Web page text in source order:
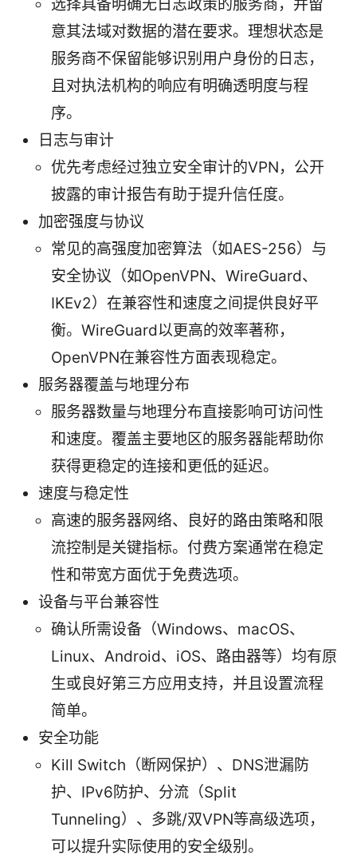
选择具备明确无日志政策的服务商，并留
意其法域对数据的潜在要求。理想状态是
服务商不保留能够识别用户身份的日志，
且对执法机构的响应有明确透明度与程
序。
日志与审计
优先考虑经过独立安全审计的VPN，公开
披露的审计报告有助于提升信任度。
加密强度与协议
常见的高强度加密算法（如AES-256）与
安全协议（如OpenVPN、WireGuard、
IKEv2）在兼容性和速度之间提供良好平
衡。WireGuard以更高的效率著称，
OpenVPN在兼容性方面表现稳定。
服务器覆盖与地理分布
服务器数量与地理分布直接影响可访问性
和速度。覆盖主要地区的服务器能帮助你
获得更稳定的连接和更低的延迟。
速度与稳定性
高速的服务器网络、良好的路由策略和限
流控制是关键指标。付费方案通常在稳定
性和带宽方面优于免费选项。
设备与平台兼容性
确认所需设备（Windows、macOS、
Linux、Android、iOS、路由器等）均有原
生或良好第三方应用支持，并且设置流程
简单。
安全功能
Kill Switch（断网保护）、DNS泄漏防
护、IPv6防护、分流（Split
Tunneling）、多跳/双VPN等高级选项，
可以提升实际使用的安全级别。